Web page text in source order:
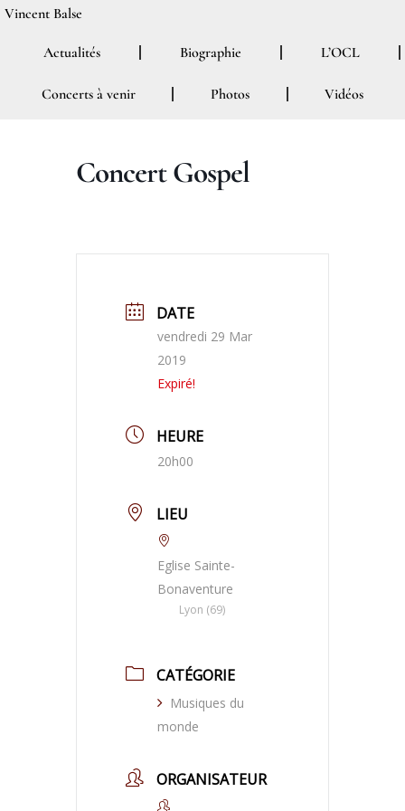
Aller
contenu
Vincent Balse
Actualités Biographie L’OCL
Concerts à venir Photos Vidéos
Concert Gospel
DATE
vendredi 29 Mar
2019
Expiré!
HEURE
20h00
LIEU
Eglise Sainte-
Bonaventure
Lyon (69)
CATÉGORIE
Musiques du
monde
ORGANISATEUR